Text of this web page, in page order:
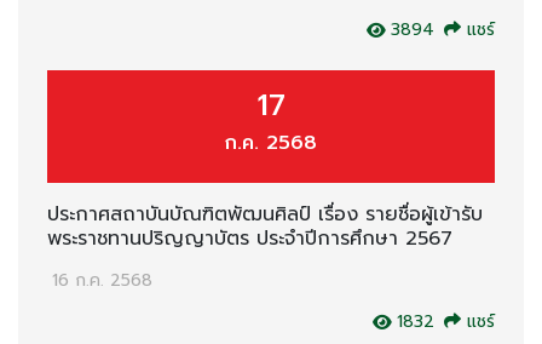
3894
แชร์
17
ก.ค. 2568
ประกาศสถาบันบัณฑิตพัฒนศิลป์ เรื่อง รายชื่อผู้เข้ารับ
พระราชทานปริญญาบัตร ประจำปีการศึกษา 2567
16 ก.ค. 2568
1832
แชร์